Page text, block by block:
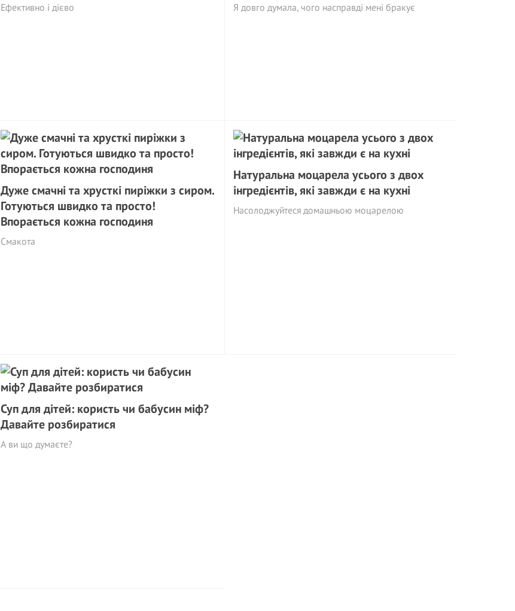
Ефективно і дієво Я довго думала, чого насправді мені бракує
Дуже смачні та хрусткі пиріжки з сиром.
Готуються швидко та просто!
Впорається кожна господиня
Смакота
Натуральна моцарела усього з двох
інгредієнтів, які завжди є на кухні
Насолоджуйтеся домашньою моцарелою
Суп для дітей: користь чи бабусин міф?
Давайте розбиратися
А ви що думаєте?